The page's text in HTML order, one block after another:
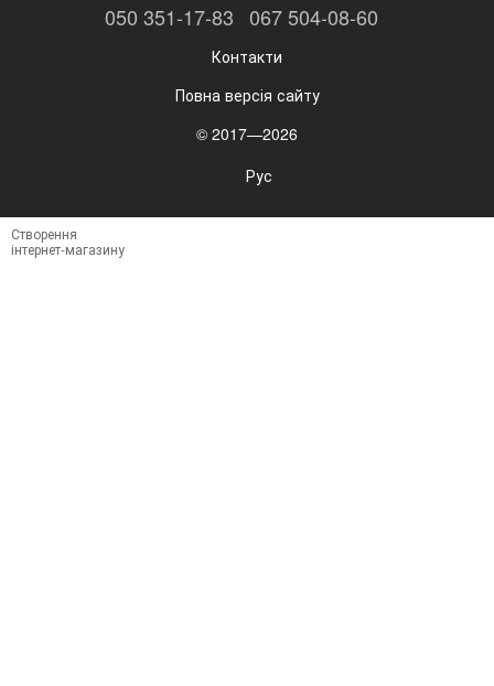
050 351-17-83 067 504-08-60
Контакти
Повна версія сайту
© 2017—2026
Рус
Створення
інтернет-магазину